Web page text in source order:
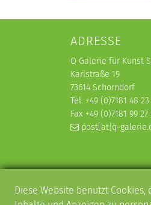
ADRESSE
Q Galerie für Kunst
Karlstraße 19
73614 Schorndorf
Tel. +49 (0)7181 48 23
Fax +49 (0)7181 99 27
post[at]q-
Diese Website benutzt